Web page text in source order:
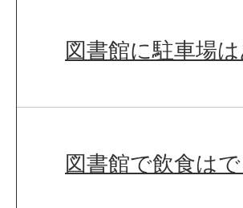
図書館に駐車場
図書館で飲食は